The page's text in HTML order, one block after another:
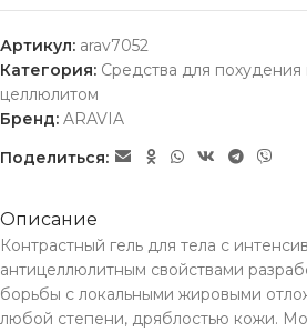
Артикул: arav7052
Категория: Средства для
целлюлитом
Бренд: ARAVIA
Поделиться:
Описание
Контрастный гель для тела с
антицеллюлитным свойствами
борьбы с локальными жировыми
любой степени, дряблостью кожи.